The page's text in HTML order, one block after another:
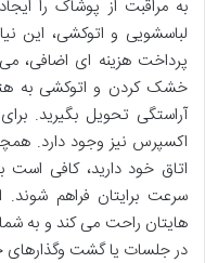
به مراقبت از پوشاک را
لباسشویی و اتوکشی، این
پرداخت هزینه ای اضافی،
خشک کردن و اتوکشی به
آراستگی تحویل بگیرید.
اکسپرس نیز وجود دارد.
اتاق خود دارید، کافی
سرعت برایتان فراهم
هایتان راحت می کند و به
در جلسات یا گشت